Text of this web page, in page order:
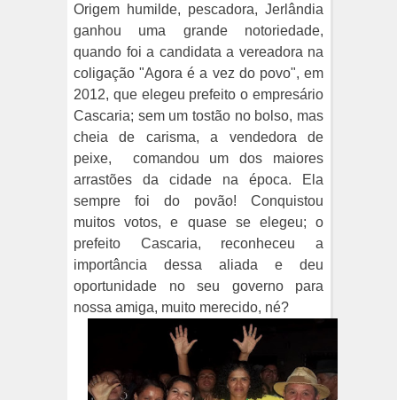
Origem humilde, pescadora, Jerlândia
ganhou uma grande notoriedade,
quando foi a candidata a vereadora na
coligação "Agora é a vez do povo", em
2012, que elegeu prefeito o empresário
Cascaria; sem um tostão no bolso, mas
cheia de carisma, a vendedora de
peixe, comandou um dos maiores
arrastões da cidade na época. Ela
sempre foi do povão! Conquistou
muitos votos, e quase se elegeu; o
prefeito Cascaria, reconheceu a
importância dessa aliada e deu
oportunidade no seu governo para
nossa amiga, muito merecido, né?